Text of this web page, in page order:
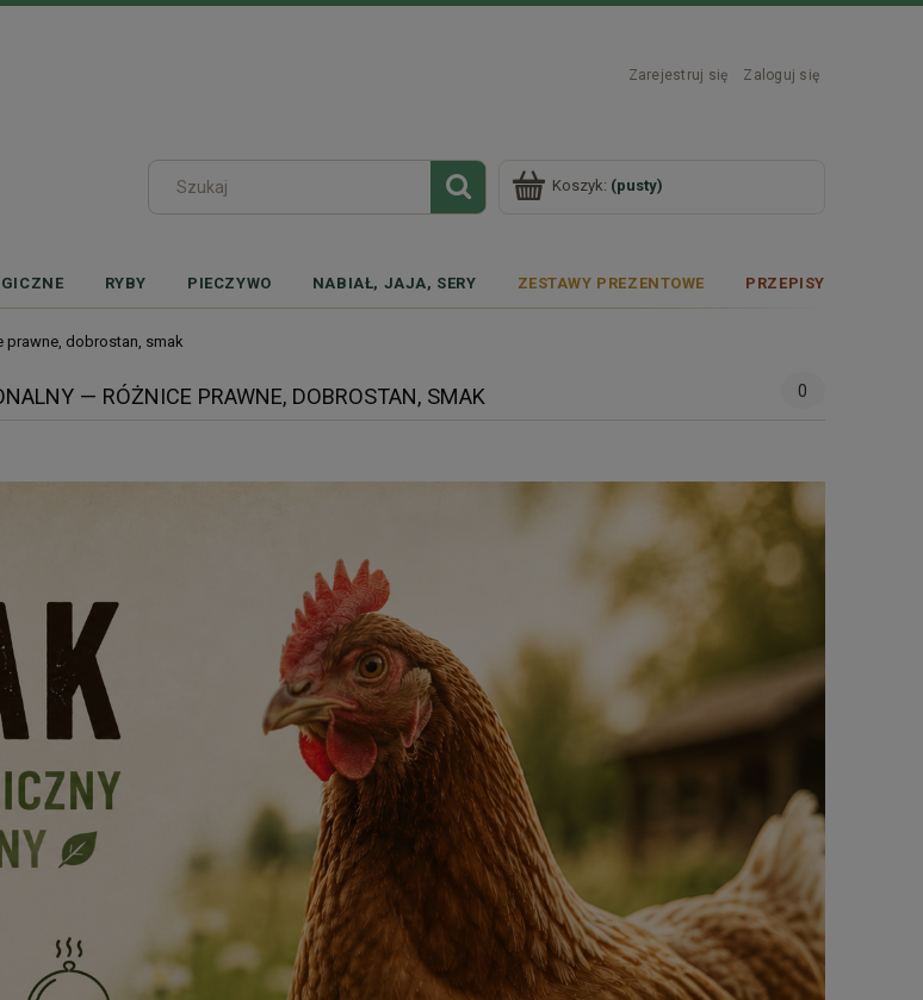
Zarejestruj się Zaloguj się
Koszyk: (pusty)
RYBY PIECZYWO NABIAŁ, JAJA, SERY ZESTAWY PREZENTOWE PRZEPISY
dobrostan, smak
— RÓŻNICE PRAWNE, DOBROSTAN, SMAK 0